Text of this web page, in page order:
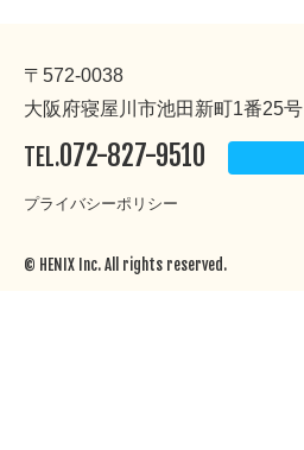
〒572-0038
大阪府寝屋川市池田新町1番25号
TEL.072-827-9510
プライバシーポリシー
© HENIX Inc. All rights reserved.